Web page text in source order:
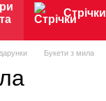
Стрічки
Букети з мила